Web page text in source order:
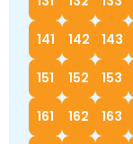
141 142 143
151 152 153
161 162 163